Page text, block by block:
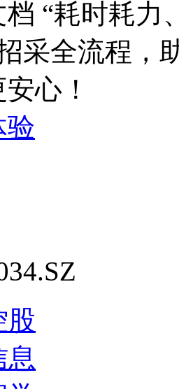
“耗时耗力
全流程，
心！
验
股
息